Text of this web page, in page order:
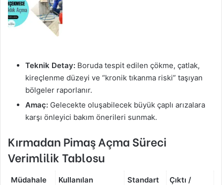
Teknik Detay: Boruda tespit edilen çökme, çatlak,
kireçlenme düzeyi ve “kronik tıkanma riski” taşıyan
bölgeler raporlanır.
Amaç: Gelecekte oluşabilecek büyük çaplı arızalara
karşı önleyici bakım önerileri sunmak.
Kırmadan Pimaş Açma Süreci
Verimlilik Tablosu
Müdahale
Kullanılan
Standart
Çıktı /